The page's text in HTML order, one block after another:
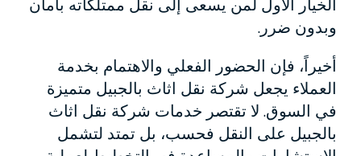
الخيار الأول لمن يسعى إلى نقل ممتلكاته بأمان
وبدون ضرر.
أخيراً، فإن الحضور الفعلي والاهتمام بخدمة
العملاء يجعل شركة نقل اثاث بالجبيل متميزة
في السوق. لا تقتصر خدمات شركة نقل اثاث
بالجبيل على النقل فحسب، بل تمتد لتشمل